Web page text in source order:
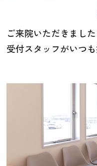
ご来院いただきまし
受付スタッフがいつ